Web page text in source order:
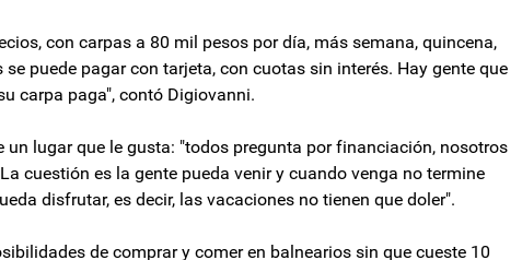
con carpas a 80 mil pesos por día, más semana, quincena,
puede pagar con tarjeta, con cuotas sin interés. Hay gente que
carpa paga", contó Digiovanni.
lugar que le gusta: "todos pregunta por financiación, nosotros
cuestión es la gente pueda venir y cuando venga no termine
disfrutar, es decir, las vacaciones no tienen que doler".
de comprar y comer en balnearios sin que cueste 10